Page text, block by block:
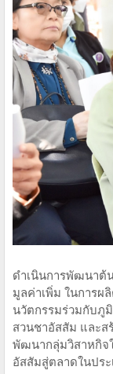
ดำเนินการพัฒนาต้
มูลค่าเพิ่ม ในการ
นวัตกรรมร่วมกับภู
สวนชาอัสสัม และส
พัฒนากลุ่มวิสาหกิจ
อัสสัมสู่ตลาดในปร